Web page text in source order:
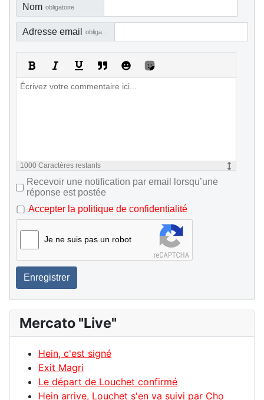
Nom obligatoire
Adresse email
1000 Caractères restants
Recevoir une notification par email lorsqu’une
réponse est postée
Accepter la politique de confidentialité
Je ne suis pas un robot
Enregistrer
Mercato "Live"
Hein, c'est signé
Exit Magri
Le départ de Louchet confirmé
Hein arrive, Louchet s'en va suivi par Cho